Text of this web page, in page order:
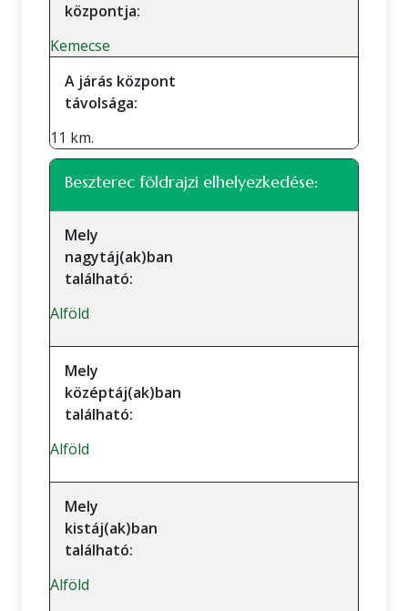
központja:
Kemecse
A járás központ
távolsága:
11 km.
Beszterec földrajzi elhelyezkedése:
Mely
nagytáj(ak)ban
található:
Alföld
Mely
középtáj(ak)ban
található:
Alföld
Mely
kistáj(ak)ban
található:
Alföld